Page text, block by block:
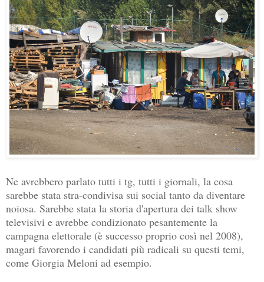
Ne avrebbero parlato tutti i tg, tutti i giornali, la cosa
sarebbe stata stra-condivisa sui social tanto da diventare
noiosa. Sarebbe stata la storia d'apertura dei talk show
televisivi e avrebbe condizionato pesantemente la
campagna elettorale (è successo proprio così nel 2008),
magari favorendo i candidati più radicali su questi temi,
come Giorgia Meloni ad esempio.